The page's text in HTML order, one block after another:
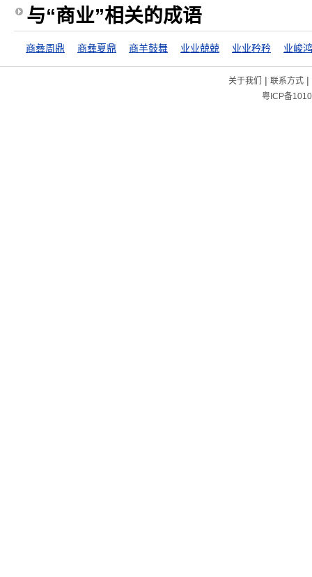
与“商业”相关的成语
商彝周鼎 商彝夏鼎 商羊鼓舞 业业兢兢 业业矜矜 业峻
关于我们 | 联系方式|
粤ICP备